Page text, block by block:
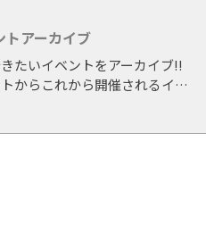
中学生日記出演 / H18～
TA☆ROレギュラー出演 / H20
メ～テレ 知りたい嬢 / H21～
トアーカイブ
たいイベントをアーカイブ!!
からこれから開催されるイベ